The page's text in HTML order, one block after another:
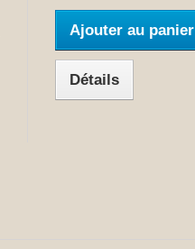
Ajouter au panier
Détails